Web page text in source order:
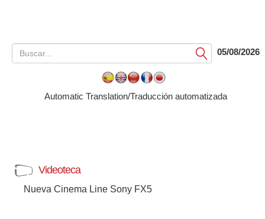
Submit05/08/2026
Automatic Translation/Traducción automatizada
Videoteca
Nueva Cinema Line Sony FX5